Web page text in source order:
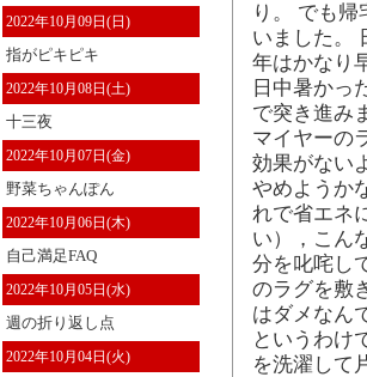
2022年10月09日(日)
指がピキピキ
2022年10月08日(土)
十三夜
2022年10月07日(金)
野菜ちゃんぽん
2022年10月06日(木)
自己満足FAQ
2022年10月05日(水)
週の折り返し点
2022年10月04日(火)
り。 でも
いました。
年はかなり
日中暑かっ
で突き進み
マイヤーの
効果がない
やめようか
れで省エネ
い），こん
分を叱咤し
のラグを敷
はダメなん
というわけ
を洗濯して